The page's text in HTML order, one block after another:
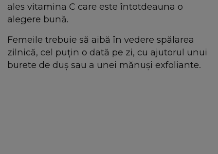
ales vitamina C care este întotdeauna o
alegere bună.
Femeile trebuie să aibă în vedere spălarea
zilnică, cel puțin o dată pe zi, cu ajutorul unui
burete de duș sau a unei mănuși exfoliante.